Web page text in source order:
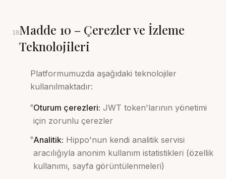
10Madde 10 – Çerezler ve İzleme
Teknolojileri
Platformumuzda aşağıdaki teknolojiler
kullanılmaktadır:
Oturum çerezleri: JWT token'larının yönetimi
için zorunlu çerezler
Analitik: Hippo'nun kendi analitik servisi
aracılığıyla anonim kullanım istatistikleri (özellik
kullanımı, sayfa görüntülenmeleri)